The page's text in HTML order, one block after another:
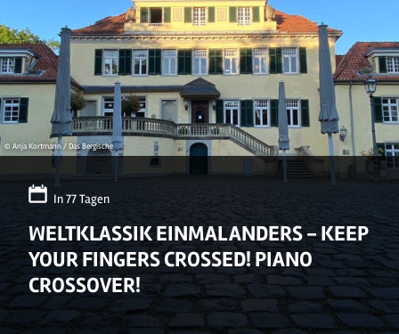
© Anja Kortmann / Das Bergische
In 77 Tagen
WELTKLASSIK EINMAL ANDERS - KEEP
YOUR FINGERS CROSSED! PIANO
CROSSOVER!